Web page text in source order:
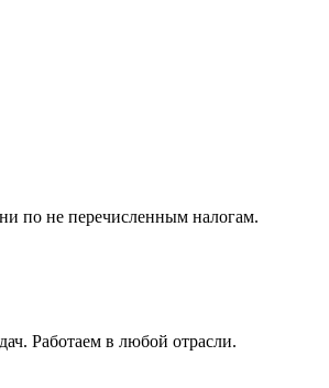
по не перечисленным налогам.
Работаем в любой отрасли.